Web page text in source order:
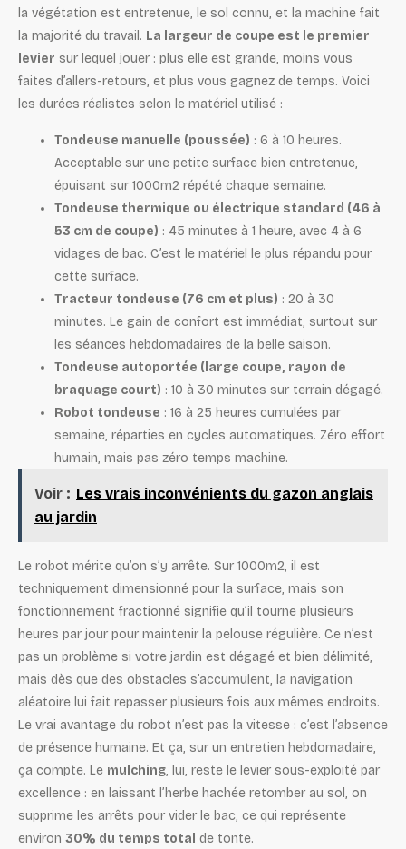
la végétation est entretenue, le sol connu, et la machine fait
la majorité du travail. La largeur de coupe est le premier
levier sur lequel jouer : plus elle est grande, moins vous
faites d’allers-retours, et plus vous gagnez de temps. Voici
les durées réalistes selon le matériel utilisé :
Tondeuse manuelle (poussée) : 6 à 10 heures.
Acceptable sur une petite surface bien entretenue,
épuisant sur 1000m2 répété chaque semaine.
Tondeuse thermique ou électrique standard (46 à
53 cm de coupe) : 45 minutes à 1 heure, avec 4 à 6
vidages de bac. C’est le matériel le plus répandu pour
cette surface.
Tracteur tondeuse (76 cm et plus) : 20 à 30
minutes. Le gain de confort est immédiat, surtout sur
les séances hebdomadaires de la belle saison.
Tondeuse autoportée (large coupe, rayon de
braquage court) : 10 à 30 minutes sur terrain dégagé.
Robot tondeuse : 16 à 25 heures cumulées par
semaine, réparties en cycles automatiques. Zéro effort
humain, mais pas zéro temps machine.
Voir : Les vrais inconvénients du gazon anglais
au jardin
Le robot mérite qu’on s’y arrête. Sur 1000m2, il est
techniquement dimensionné pour la surface, mais son
fonctionnement fractionné signifie qu’il tourne plusieurs
heures par jour pour maintenir la pelouse régulière. Ce n’est
pas un problème si votre jardin est dégagé et bien délimité,
mais dès que des obstacles s’accumulent, la navigation
aléatoire lui fait repasser plusieurs fois aux mêmes endroits.
Le vrai avantage du robot n’est pas la vitesse : c’est l’absence
de présence humaine. Et ça, sur un entretien hebdomadaire,
ça compte. Le mulching, lui, reste le levier sous-exploité par
excellence : en laissant l’herbe hachée retomber au sol, on
supprime les arrêts pour vider le bac, ce qui représente
environ 30% du temps total de tonte.